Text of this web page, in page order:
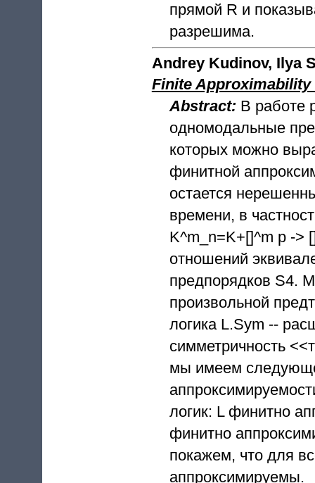
прямой R и
разрешима.
Andrey Kudinov, Ilya
Finite
Abstract: В работе
одномодальные
которых можно
финитной
остается
времени, в
K^m_n=K+[]^m p ->
отношений
предпорядков S4.
произвольной
логика L.Sym --
симметричность
мы имеем
логик: L финитно
финитно
покажем, что для
аппроксимируемы.